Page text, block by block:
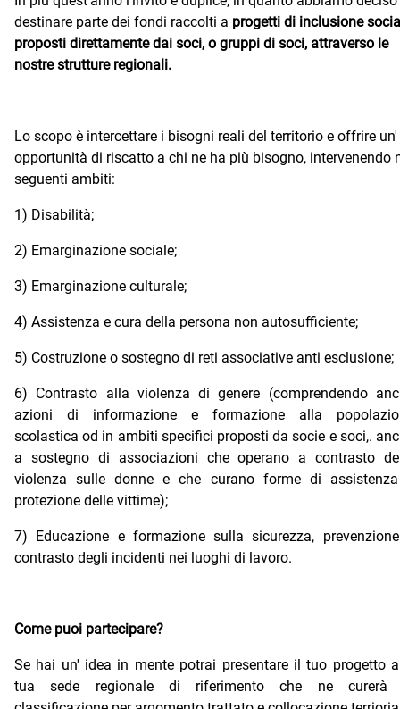
destinare parte dei fondi raccolti a progetti di inclusione
proposti direttamente dai soci, o gruppi di soci, attraverso le
nostre strutture regionali.
Lo scopo è intercettare i bisogni reali del territorio e offrire un'
opportunità di riscatto a chi ne ha più bisogno, intervenendo
seguenti ambiti:
1) Disabilità;
2) Emarginazione sociale;
3) Emarginazione culturale;
4) Assistenza e cura della persona non autosufficiente;
5) Costruzione o sostegno di reti associative anti esclusione;
6) Contrasto alla violenza di genere (comprendendo
azioni di informazione e formazione alla
scolastica od in ambiti specifici proposti da socie e soci,.
a sostegno di associazioni che operano a contrasto
violenza sulle donne e che curano forme di
protezione delle vittime);
7) Educazione e formazione sulla sicurezza,
contrasto degli incidenti nei luoghi di lavoro.
Come puoi partecipare?
Se hai un' idea in mente potrai presentare il tuo progetto
tua sede regionale di riferimento che ne curerà